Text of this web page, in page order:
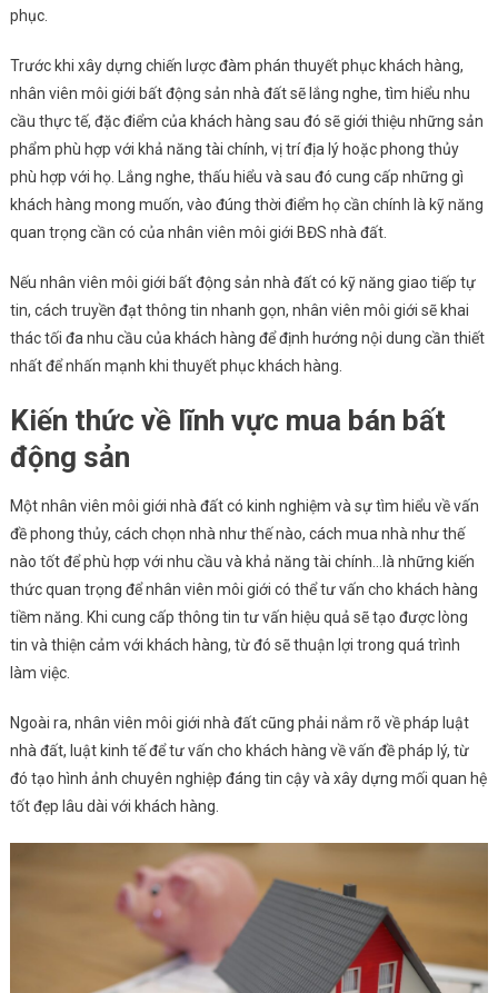
phục.
Trước khi xây dựng chiến lược đàm phán thuyết phục khách hàng,
nhân viên môi giới bất động sản nhà đất sẽ lắng nghe, tìm hiểu nhu
cầu thực tế, đặc điểm của khách hàng sau đó sẽ giới thiệu những sản
phẩm phù hợp với khả năng tài chính, vị trí địa lý hoặc phong thủy
phù hợp với họ. Lắng nghe, thấu hiểu và sau đó cung cấp những gì
khách hàng mong muốn, vào đúng thời điểm họ cần chính là kỹ năng
quan trọng cần có của nhân viên môi giới BĐS nhà đất.
Nếu nhân viên môi giới bất động sản nhà đất có kỹ năng giao tiếp tự
tin, cách truyền đạt thông tin nhanh gọn, nhân viên môi giới sẽ khai
thác tối đa nhu cầu của khách hàng để định hướng nội dung cần thiết
nhất để nhấn mạnh khi thuyết phục khách hàng.
Kiến thức về lĩnh vực mua bán bất
động sản
Một nhân viên môi giới nhà đất có kinh nghiệm và sự tìm hiểu về vấn
đề phong thủy, cách chọn nhà như thế nào, cách mua nhà như thế
nào tốt để phù hợp với nhu cầu và khả năng tài chính…là những kiến
thức quan trọng để nhân viên môi giới có thể tư vấn cho khách hàng
tiềm năng. Khi cung cấp thông tin tư vấn hiệu quả sẽ tạo được lòng
tin và thiện cảm với khách hàng, từ đó sẽ thuận lợi trong quá trình
làm việc.
Ngoài ra, nhân viên môi giới nhà đất cũng phải nắm rõ về pháp luật
nhà đất, luật kinh tế để tư vấn cho khách hàng về vấn đề pháp lý, từ
đó tạo hình ảnh chuyên nghiệp đáng tin cậy và xây dựng mối quan hệ
tốt đẹp lâu dài với khách hàng.